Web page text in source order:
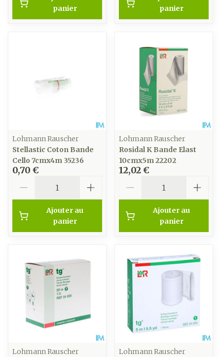
panier
panier
Lohmann Rauscher
Stellastic Coton Bande
Cello 7cmx4m 35236
0,70 €
Ajouter au
panier
Lohmann Rauscher
Rosidal K Bande Elast
10cmx5m 22202
12,02 €
Ajouter au
panier
Lohmann Rauscher
Lohmann Rauscher